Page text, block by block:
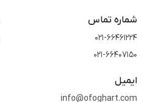
شماره تماس
021-66461224
021-66407150
ایمیل
info@ofoghart.com